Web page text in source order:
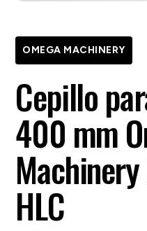
OMEGA MACHINERY
Cepillo
400 mm
HLC